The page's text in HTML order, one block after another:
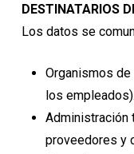
DESTINATARIOS
Los datos se
Organismos
los empleados).
Administración
proveedores y